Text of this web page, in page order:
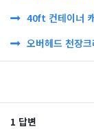
40ft 컨테이너
오버헤드 천장
1 답변